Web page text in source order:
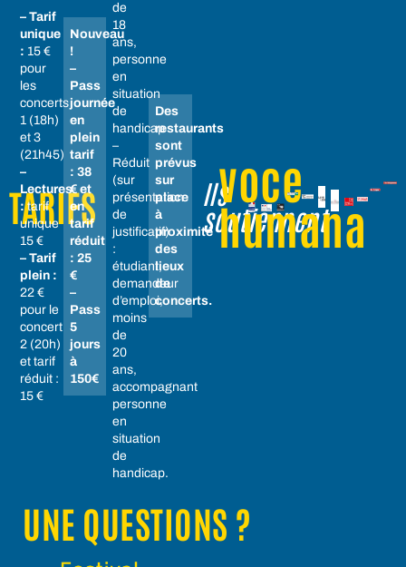
TARIFS
– Tarif
unique
: 15 €
pour
les
concerts
1 (18h)
et 3
(21h45)
–
Lectures
:tarif
unique
15 €
– Tarif
plein :
22 €
pour le
concert
2 (20h)
et tarif
réduit :
15 €
Nouveau
!
–
Pass
journée
en
plein
tarif
: 38
€ et
en
tarif
réduit
: 25
€
–
Pass
5
jours
à
150€
de
18
ans,
personne
en
situation
de
handicap
–
Réduit
(sur
présentation
de
justificatif)
:
étudiant,
demandeur
d’emploi,
moins
de
20
ans,
accompagnant
personne
en
situation
de
handicap.
Des
restaurants
sont
prévus
sur
place
à
proximité
des
lieux
de
concerts.
Ils
soutiennent
voce
humana
UNE QUESTIONS ?